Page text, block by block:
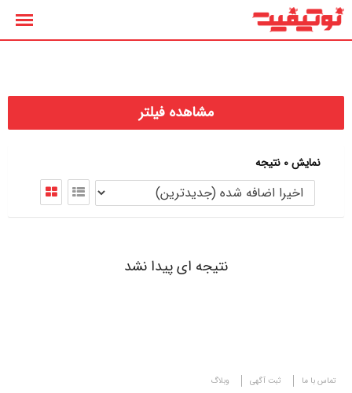
پرش
مشاهده فیلتر
نمایش 0 نتیجه
نتیجه ای پیدا نشد
تماس با ما ثبت آگهی وبلاگ